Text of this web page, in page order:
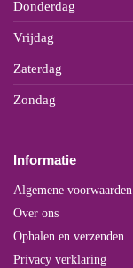
Donderdag
Vrijdag
Zaterdag
Zondag
Informatie
Algemene voorwaarden
Over ons
Ophalen en verzenden
Privacy verklaring